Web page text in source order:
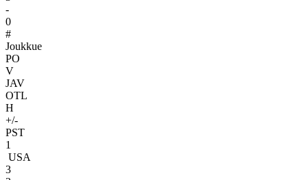
-
0
#
Joukkue
PO
V
JAV
OTL
H
+/-
PST
1
USA
3